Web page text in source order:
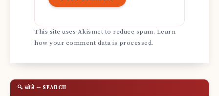
This site uses Akismet to reduce spam. Learn
how your comment data is processed.
🔍 खोजें — SEARCH